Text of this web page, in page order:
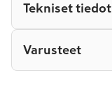
Tekniset tiedot
Varusteet